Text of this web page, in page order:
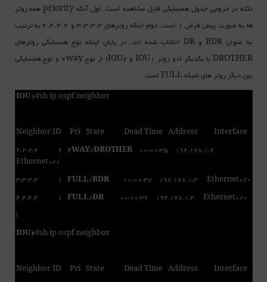
نکته در خروجی جدول همسایگی قابل مشاهده است. اول آنکه priority همه روتر
ها به صورت پیش فرض 1 است. دوم اینکه روترهای 3.3.3.3 و 4.4.4.4 به ترتیب
به عنوان BDR و DR انتخاب شده اند. در پایان اینکه نوع همسایگی روترهای
DROTHER با یکدیگر (دو روتر IOU1 و IOU2) از نوع 2way و نوع همسایگی
بین دیگر روتر های شبکه FULL است.
IOU1#sh ip ospf neighbor
Neighbor ID Pri State Dead Time Address Interface
2.2.2.2
1 2WAY/DROTHER00:00:35 192.168.1.2
Ethernet0/0
3.3.3.3 1 FULL/BDR00:00:37 192.168.1.3 Ethernet0/0
4.4.4.4 1 FULL/DR00:00:32 192.168.1.4 Ethernet0/0
!
IOU2#sh ip ospf neighbor
Neighbor ID Pri State Dead Time Address Interface